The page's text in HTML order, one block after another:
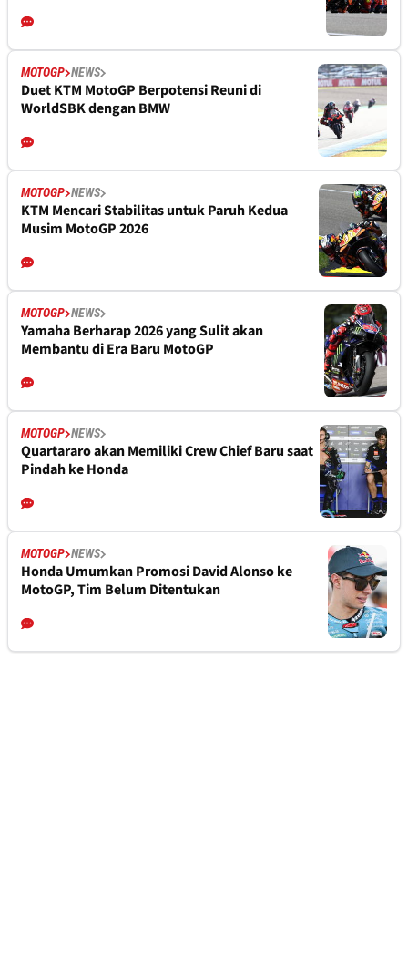
MOTOGP NEWS
Duet KTM MotoGP Berpotensi Reuni di
WorldSBK dengan BMW
MOTOGP NEWS
KTM Mencari Stabilitas untuk Paruh Kedua
Musim MotoGP 2026
MOTOGP NEWS
Yamaha Berharap 2026 yang Sulit akan
Membantu di Era Baru MotoGP
MOTOGP NEWS
Quartararo akan Memiliki Crew Chief Baru saat
Pindah ke Honda
MOTOGP NEWS
Honda Umumkan Promosi David Alonso ke
MotoGP, Tim Belum Ditentukan